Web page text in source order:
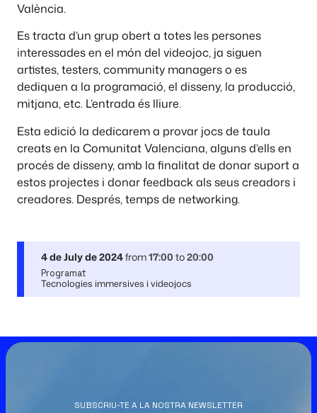
València.
Es tracta d’un grup obert a totes les persones
interessades en el món del videojoc, ja siguen
artistes, testers, community managers o es
dediquen a la programació, el disseny, la producció,
mitjana, etc. L’entrada és lliure.
Esta edició la dedicarem a provar jocs de taula
creats en la Comunitat Valenciana, alguns d’ells en
procés de disseny, amb la finalitat de donar suport a
estos projectes i donar feedback als seus creadors i
creadores. Després, temps de networking.
4 de July de 2024from17:00 to20:00
Programat
Tecnologies immersives i videojocs
SUBSCRIU-TE A LA NOSTRA NEWSLETTER